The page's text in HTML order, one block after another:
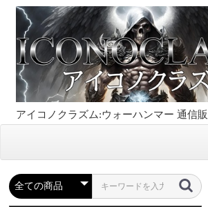
アイコノクラズム:ウォーハンマー 通信